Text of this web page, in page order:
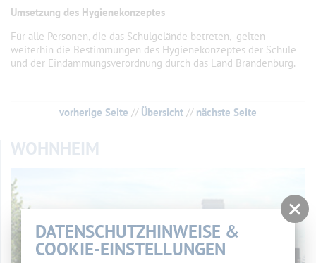
Umsetzung des Hygienekonzeptes
Für alle Personen, die das Schulgelände betreten, gelten
weiterhin die Bestimmungen des Hygienekonzeptes der Schule
und der Eindämmungsverordnung durch das Land Brandenburg.
vorherige Seite // Übersicht // nächste Seite
WOHNHEIM
DATENSCHUTZHINWEISE &
COOKIE-EINSTELLUNGEN